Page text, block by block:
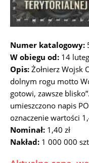
Numer katalogowy:
W obiegu od: 14
Opis: Żołnierz Wojsk
dolnym rogu motto
gotowi, zawsze
umieszczono napis
oznaczenie wartości
Nominał: 1,40 zł
Nakład: 1 000 000